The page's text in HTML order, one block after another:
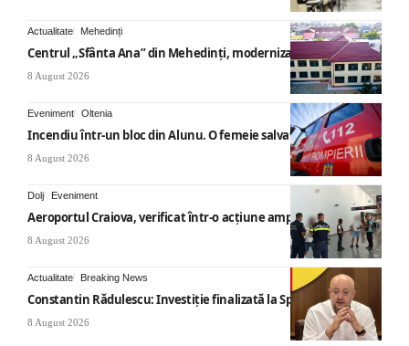
Actualitate Mehedinți
Centrul „Sfânta Ana” din Mehedinți, modernizat
8 August 2026
Eveniment Oltenia
Incendiu într-un bloc din Alunu. O femeie salvată
8 August 2026
Dolj Eveniment
Aeroportul Craiova, verificat într-o acțiune amplă
8 August 2026
Actualitate Breaking News
Constantin Rădulescu: Investiție finalizată la Spitalul Mihăești
8 August 2026